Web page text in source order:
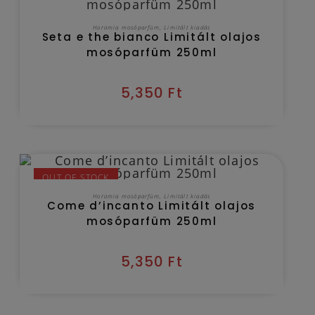
KOSÁRBA TESZEM
Horomia mosóparfüm ,Limitált kiadás
Seta e the bianco Limitált olajos
mosóparfüm 250ml
5,350 Ft
OUT OF STOCK
TOVÁBB OLVASOM
Horomia mosóparfüm ,Limitált kiadás
Come d’incanto Limitált olajos
mosóparfüm 250ml
5,350 Ft